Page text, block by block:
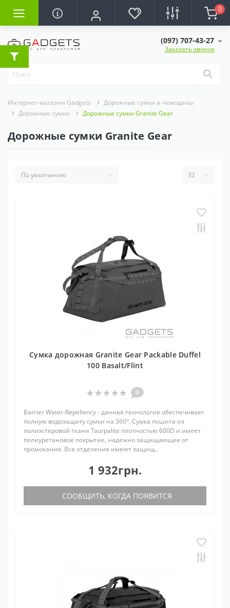
0
(097) 707-43-27
Заказать звонок
Интернет-магазин Gadgets
Дорожные сумки и чемоданы
Дорожные сумки
Дорожные сумки Granite Gear
Дорожные сумки Granite Gear
Сумка дорожная Granite Gear Packable Duffel
100 Basalt/Flint
0
Barrier Water-Repellency - данная технология обеспечивает
полную водозащиту сумки на 360°. Сумка пошита из
полиэстеровой ткани Taurpalite плотностью 600D и имеет
полиуретановое покрытие, надежно защищающее от
промокания. Все отделения имеют защищ..
1 932грн.
СООБЩИТЬ, КОГДА ПОЯВИТСЯ